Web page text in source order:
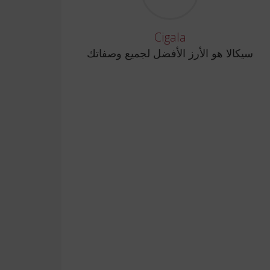
Cigala
سيكالا هو الأرز الأفضل لجميع وصفاتك